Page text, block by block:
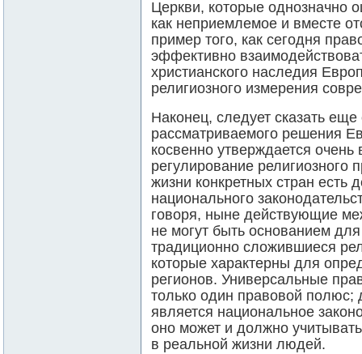
Церкви, которые однозначно
как неприемлемое и вместе
пример того, как сегодня
эффективно
христианского наследия
религиозного измерения
Наконец, следует сказать
рассматриваемого решения
косвенно утверждается
регулирование религиозного
жизни конкретных стран есть
национального
говоря, ныне действующие
не могут быть основанием
традиционно сложившиеся
которые характерны для
регионов. Универсальные
только один правовой полюс;
является национальное
оно может и должно
в реальной жизни людей.